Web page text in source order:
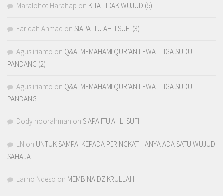
Maralohot Harahap on KITA TIDAK WUJUD (5)
Faridah Ahmad on SIAPA ITU AHLI SUFI (3)
Agus irianto on Q&A: MEMAHAMI QUR’AN LEWAT TIGA SUDUT
PANDANG (2)
Agus irianto on Q&A: MEMAHAMI QUR’AN LEWAT TIGA SUDUT
PANDANG
Dody noorahman on SIAPA ITU AHLI SUFI
LN on UNTUK SAMPAI KEPADA PERINGKAT HANYA ADA SATU WUJUD
SAHAJA
Larno Ndeso on MEMBINA DZIKRULLAH